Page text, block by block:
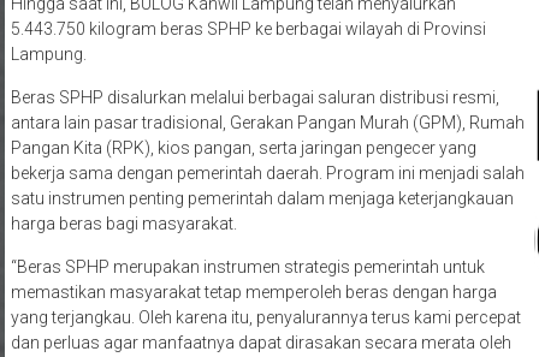
Pangan (SPHP).
Hingga saat ini, BULOG Kanwil Lampung telah menyalurkan
Lampung.
Beras SPHP disalurkan melalui berbagai saluran distribusi resmi,
antara lain pasar tradisional, Gerakan Pangan Murah (GPM), Rumah
Pangan Kita (RPK), kios pangan, serta jaringan pengecer yang
bekerja sama dengan pemerintah daerah. Program ini menjadi salah
harga beras bagi masyarakat.
“Beras SPHP merupakan instrumen strategis pemerintah untuk
memastikan masyarakat tetap memperoleh beras dengan harga